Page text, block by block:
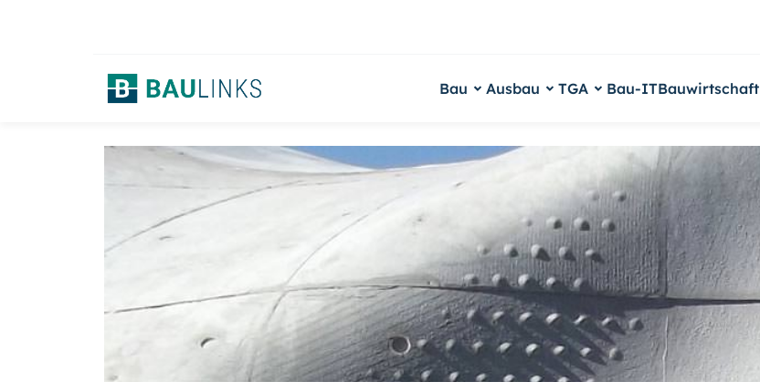
Bau Ausbau TGA Bau-ITBauwirtschaft